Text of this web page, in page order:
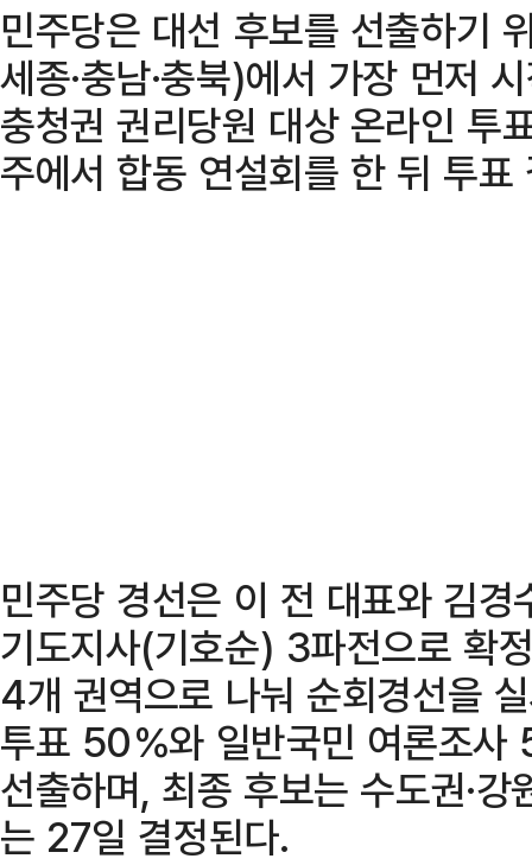
민주당은 대선 후보를 선출하기
세종·충남·충북)에서 가장 먼저
충청권 권리당원 대상 온라인 투
주에서 합동 연설회를 한 뒤 투표
민주당 경선은 이 전 대표와 김
기도지사(기호순) 3파전으로 확
4개 권역으로 나눠 순회경선을
투표 50％와 일반국민 여론조사
선출하며, 최종 후보는 수도권·
는 27일 결정된다.